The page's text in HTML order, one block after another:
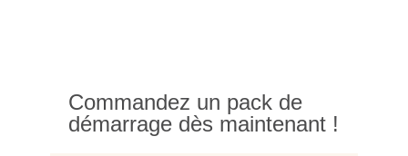
Commandez un pack de
démarrage dès maintenant !